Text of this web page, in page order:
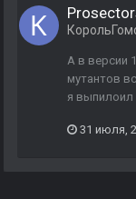
А в версии
мутантов
я выпилоил
31 июля,